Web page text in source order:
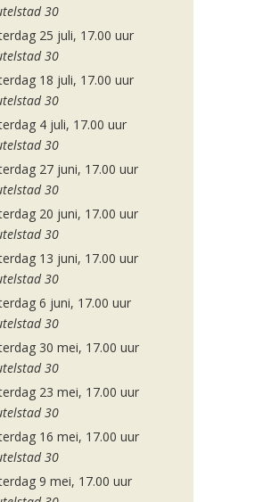
30
25 juli, 17.00 uur
30
18 juli, 17.00 uur
30
4 juli, 17.00 uur
30
27 juni, 17.00 uur
30
20 juni, 17.00 uur
30
13 juni, 17.00 uur
30
6 juni, 17.00 uur
30
30 mei, 17.00 uur
30
23 mei, 17.00 uur
30
16 mei, 17.00 uur
30
9 mei, 17.00 uur